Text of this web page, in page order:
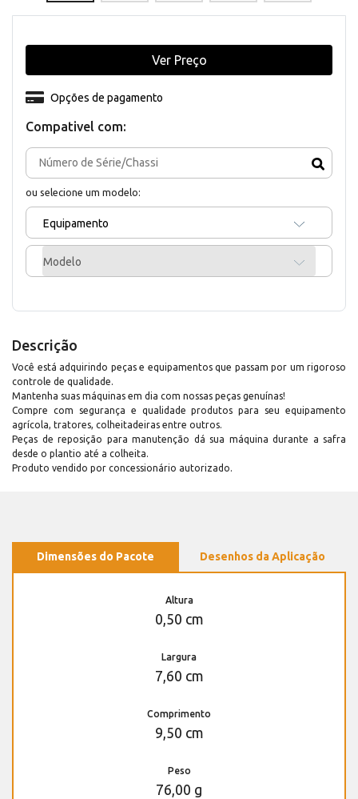
Compativel com:
ou selecione um modelo:
Equipamento
Modelo
Opções de pagamento
Ver Preço
Descrição
Você está adquirindo peças e equipamentos que passam por um rigoroso
controle de qualidade.
Mantenha suas máquinas em dia com nossas peças genuínas!
Compre com segurança e qualidade produtos para seu equipamento
agrícola, tratores, colheitadeiras entre outros.
Peças de reposição para manutenção dá sua máquina durante a safra
desde o plantio até a colheita.
Produto vendido por concessionário autorizado.
Dimensões do Pacote Desenhos da Aplicação
Altura
0,50 cm
Largura
7,60 cm
Comprimento
9,50 cm
Peso
76,00 g